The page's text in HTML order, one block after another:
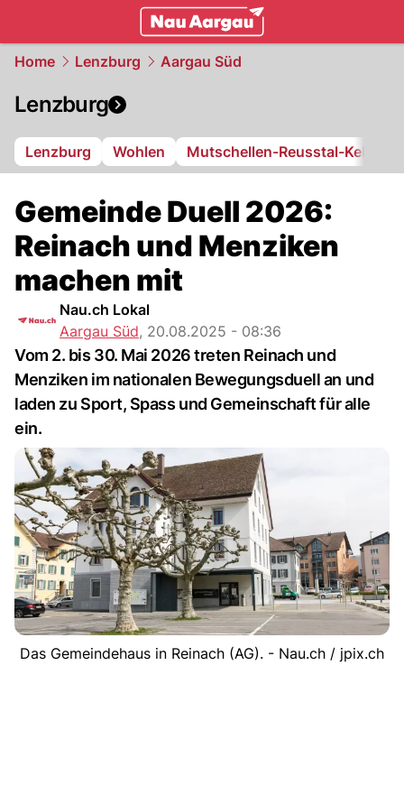
Home Lenzburg Aargau Süd
Lenzburg
Lenzburg Wohlen Mutschellen-Reusstal-
Gemeinde Duell 2026:
Reinach und Menziken
machen mit
Nau.ch Lokal
Aargau Süd, 20.08.2025 - 08:36
Vom 2. bis 30. Mai 2026 treten Reinach und
Menziken im nationalen Bewegungsduell an und
laden zu Sport, Spass und Gemeinschaft für alle
ein.
Das Gemeindehaus in Reinach (AG). - Nau.ch / jpix.ch